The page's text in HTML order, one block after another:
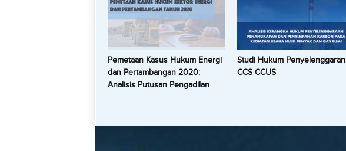
Pemetaan Kasus Hukum Energi
dan Pertambangan 2020:
Analisis Putusan Pengadilan
Studi Hukum Penyelenggaran
CCS CCUS